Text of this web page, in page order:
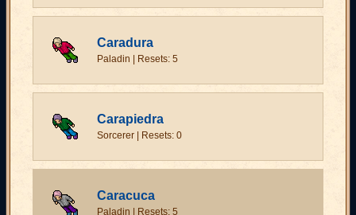
Caradura
Paladin | Resets: 5
Carapiedra
Sorcerer | Resets: 0
Caracuca
Paladin | Resets: 5